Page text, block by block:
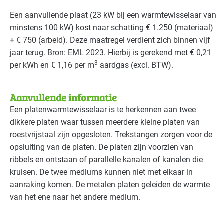
Een aanvullende plaat (23 kW bij een warmtewisselaar van
minstens 100 kW) kost naar schatting € 1.250 (materiaal)
+ € 750 (arbeid). Deze maatregel verdient zich binnen vijf
jaar terug. Bron: EML 2023. Hierbij is gerekend met € 0,21
per kWh en € 1,16 per m3 aardgas (excl. BTW).
Aanvullende informatie
Een platenwarmtewisselaar is te herkennen aan twee
dikkere platen waar tussen meerdere kleine platen van
roestvrijstaal zijn opgesloten. Trekstangen zorgen voor de
opsluiting van de platen. De platen zijn voorzien van
ribbels en ontstaan of parallelle kanalen of kanalen die
kruisen. De twee mediums kunnen niet met elkaar in
aanraking komen. De metalen platen geleiden de warmte
van het ene naar het andere medium.